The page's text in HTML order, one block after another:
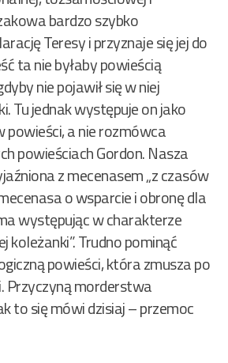
bardzo szybko
Teresy i przyznaje się jej do
ta nie byłaby powieścią
nie pojawił się w niej
Tu jednak występuje on jako
powieści, a nie rozmówca
powieściach Gordon. Nasza
z mecenasem „z czasów
o wsparcie i obronę dla
występując w charakterze
koleżanki”. Trudno pominąć
powieści, która zmusza po
Przyczyną morderstwa
to się mówi dzisiaj – przemoc